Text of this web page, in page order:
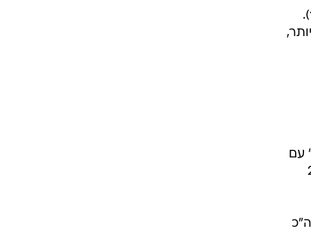
בגזרת החדשות: "חדשות סופ"ש" בקשת עם 10.5%, המהדורה ברשת רשמה 7.5% (בסה"כ 18%).
עם 4.1%. מוקדם יותר,
לקרות" עם
2.1%
עוקפת את קשת עם 7.2%, (בסה"כ